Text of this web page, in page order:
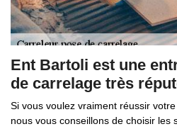
Ent Bartoli est une
de carrelage très
Si vous voulez vraiment réussir
nous vous conseillons de choisir les